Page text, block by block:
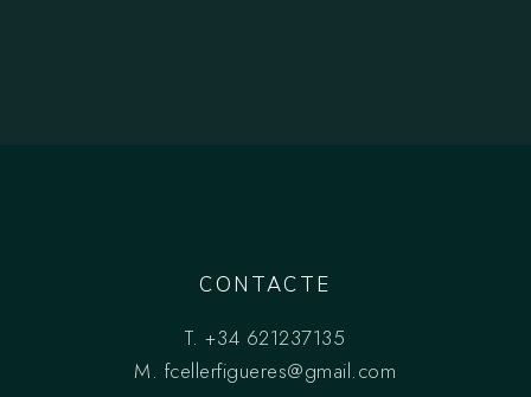
CONTACTE
T. +34 621237135
M. fcellerfigueres@gmail.com